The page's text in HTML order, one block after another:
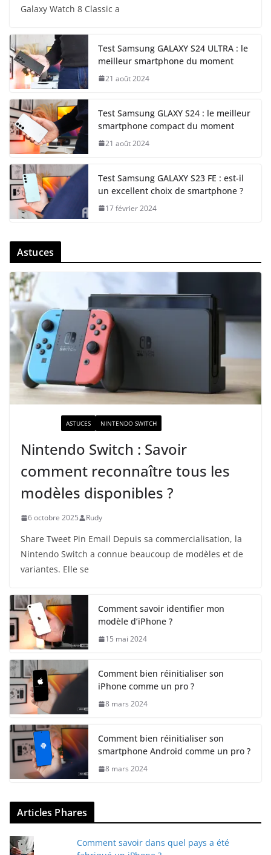
Galaxy Watch 8 Classic a
Test Samsung GALAXY S24 ULTRA : le
meilleur smartphone du moment
21 août 2024
Test Samsung GLAXY S24 : le meilleur
smartphone compact du moment
21 août 2024
Test Samsung GALAXY S23 FE : est-il
un excellent choix de smartphone ?
17 février 2024
Astuces
ASTUCES NINTENDO SWITCH
Nintendo Switch : Savoir
comment reconnaître tous les
modèles disponibles ?
6 octobre 2025 Rudy
Share Tweet Pin Email Depuis sa commercialisation, la
Nintendo Switch a connue beaucoup de modèles et de
variantes. Elle se
Comment savoir identifier mon
modèle d’iPhone ?
15 mai 2024
Comment bien réinitialiser son
iPhone comme un pro ?
8 mars 2024
Comment bien réinitialiser son
smartphone Android comme un pro ?
8 mars 2024
Articles Phares
Comment savoir dans quel pays a été